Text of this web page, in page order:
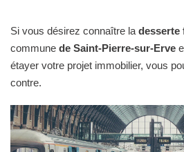
Si vous désirez connaître la desserte
commune de Saint-Pierre-sur-Erve
étayer votre projet immobilier, vous
contre.